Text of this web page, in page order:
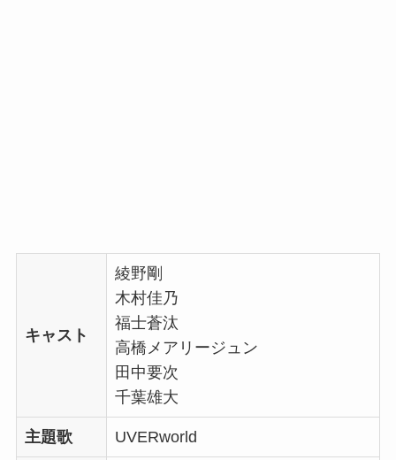
キャスト
綾野剛
木村佳乃
福士蒼汰
高橋メアリージュン
田中要次
千葉雄大
主題歌 UVERworld